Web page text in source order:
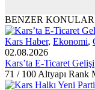
BENZER KONULAR
Kars Haber, Ekonomi,
02.08.2026
Kars’ta E-Ticaret
71 / 100 Altyapı Rank